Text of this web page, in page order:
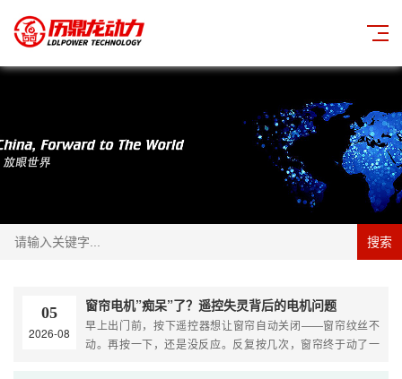
搜索
05
2026-08
窗帘电机”痴呆”了？遥控失灵背后的电机问题
早上出门前，按下遥控器想让窗帘自动关闭——窗帘纹丝不
动。再按一下，还是没反应。反复按几次，窗帘终于动了一